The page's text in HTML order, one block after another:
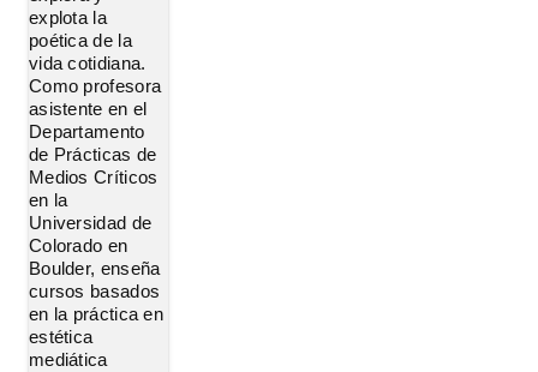
explota la
poética de la
vida cotidiana.
Como profesora
asistente en el
Departamento
de Prácticas de
Medios Críticos
en la
Universidad de
Colorado en
Boulder, enseña
cursos basados
en la práctica en
estética
mediática